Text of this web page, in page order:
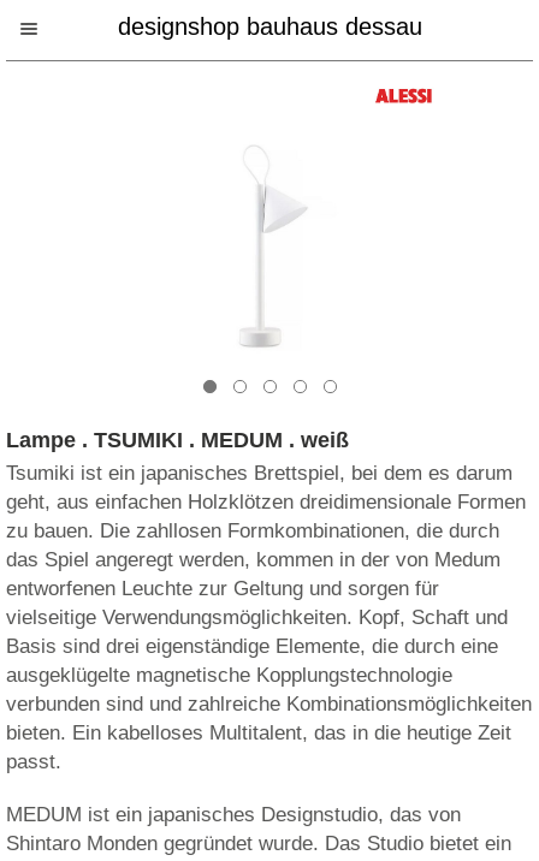
designshop bauhaus dessau
Lampe . TSUMIKI . MEDUM . weiß
Tsumiki ist ein japanisches Brettspiel, bei dem es darum
geht, aus einfachen Holzklötzen dreidimensionale Formen
zu bauen. Die zahllosen Formkombinationen, die durch
das Spiel angeregt werden, kommen in der von Medum
entworfenen Leuchte zur Geltung und sorgen für
vielseitige Verwendungsmöglichkeiten. Kopf, Schaft und
Basis sind drei eigenständige Elemente, die durch eine
ausgeklügelte magnetische Kopplungstechnologie
verbunden sind und zahlreiche Kombinationsmöglichkeiten
bieten. Ein kabelloses Multitalent, das in die heutige Zeit
passt.
MEDUM ist ein japanisches Designstudio, das von
Shintaro Monden gegründet wurde. Das Studio bietet ein